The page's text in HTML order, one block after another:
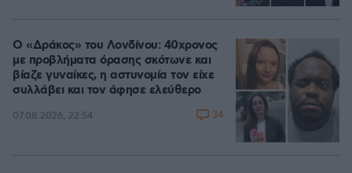
Ο «Δράκος» του Λονδίνου: 40χρονος
με προβλήματα όρασης σκότωνε και
βίαζε γυναίκες, η αστυνομία τον είχε
συλλάβει και τον άφησε ελεύθερο
07.08.2026, 22:54 34